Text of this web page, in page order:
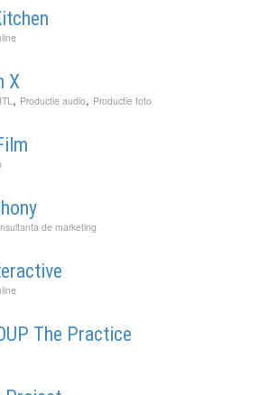
X
, Productie audio, Productie foto
de marketing
The Practice